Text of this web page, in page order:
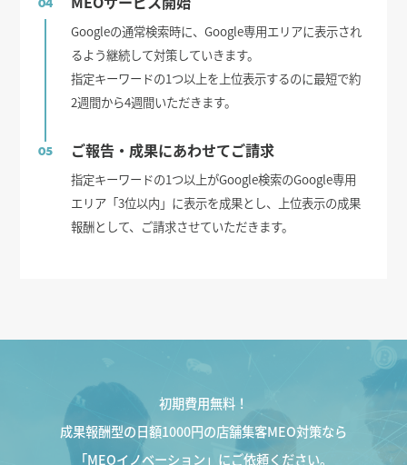
Googleの通常検索時に、Google専用エリアに表示され
るよう継続して対策していきます。
指定キーワードの1つ以上を上位表示するのに最短で約
2週間から4週間いただきます。
05 ご報告・成果にあわせてご請求
指定キーワードの1つ以上がGoogle検索のGoogle専用
エリア「3位以内」に表示を成果とし、上位表示の成果
報酬として、ご請求させていただきます。
初期費用無料！
成果報酬型の日額1000円の店舗集客MEO対策なら
「MEOイノベーション」にご依頼ください。